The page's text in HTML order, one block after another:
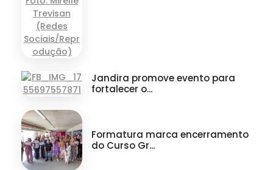
Jandira promove evento para
fortalecer o...
Formatura marca encerramento
do Curso Gr...